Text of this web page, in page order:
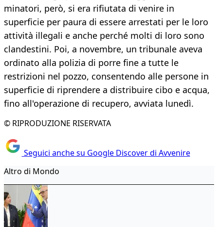
minatori, però, si era rifiutata di venire in
superficie per paura di essere arrestati per le loro
attività illegali e anche perché molti di loro sono
clandestini. Poi, a novembre, un tribunale aveva
ordinato alla polizia di porre fine a tutte le
restrizioni nel pozzo, consentendo alle persone in
superficie di riprendere a distribuire cibo e acqua,
fino all'operazione di recupero, avviata lunedì.
© RIPRODUZIONE RISERVATA
Seguici anche su Google Discover di Avvenire
Altro di Mondo